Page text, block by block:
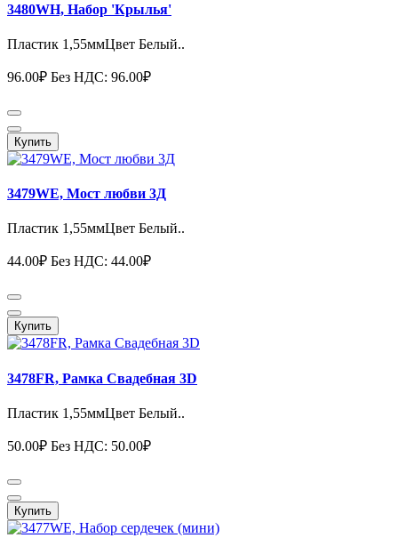
3480WH, Набор 'Крылья'
Пластик 1,55ммЦвет Белый..
96.00₽ Без НДС: 96.00₽
Купить
3479WE, Мост любви 3Д
Пластик 1,55ммЦвет Белый..
44.00₽ Без НДС: 44.00₽
Купить
3478FR, Рамка Свадебная 3D
Пластик 1,55ммЦвет Белый..
50.00₽ Без НДС: 50.00₽
Купить